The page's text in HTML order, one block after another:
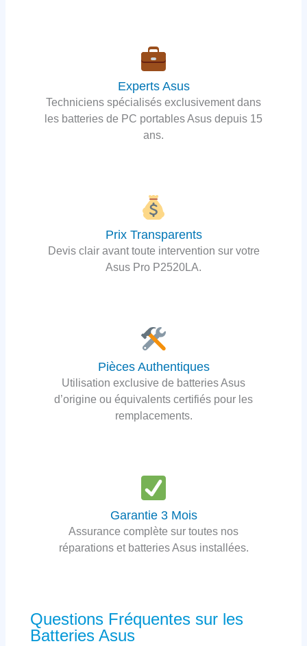
Experts Asus
Techniciens spécialisés exclusivement dans
les batteries de PC portables Asus depuis 15
ans.
Prix Transparents
Devis clair avant toute intervention sur votre
Asus Pro P2520LA.
Pièces Authentiques
Utilisation exclusive de batteries Asus
d’origine ou équivalents certifiés pour les
remplacements.
Garantie 3 Mois
Assurance complète sur toutes nos
réparations et batteries Asus installées.
Questions Fréquentes sur les
Batteries Asus